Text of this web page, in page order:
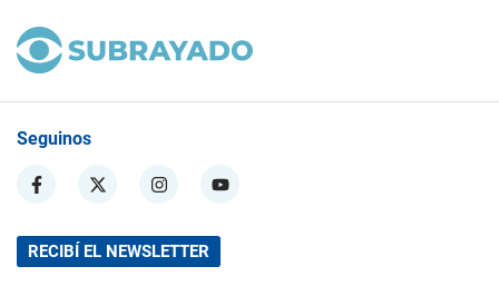
Seguinos
RECIBÍ EL NEWSLETTER